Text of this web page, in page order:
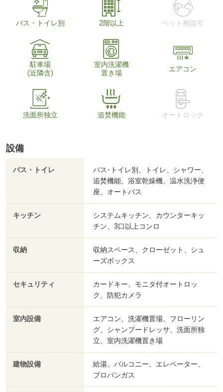
バス・トイレ別 2階以上 ペット相談可
駐車場
(近隣含)
室内洗濯機
置き場
エアコン
洗面所独立 追焚機能 オートロック
設備
バス・トイレ
バス･トイレ別、トイレ、シャワー、
追焚機能、浴室乾燥機、温水洗浄便
座、オートバス
キッチン
システムキッチン、カウンターキッ
チン、3口以上コンロ
収納
収納スペース、クローゼット、シュ
ーズボックス
セキュリティ
カードキー、モニタ付オートロッ
ク、防犯カメラ
室内設備
エアコン、洗濯機置場、フローリン
グ、シャンプードレッサ、洗面所独
立、室内洗濯機置き場
建物設備
給湯、バルコニー、エレベーター、
プロパンガス